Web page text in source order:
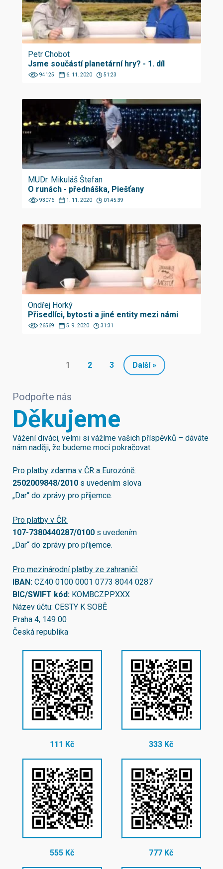
Petr Chobot
Jsme součástí planetární hry? - 1. díl
94125 6. 11. 2020 51:23
MUDr. Mikuláš Štefan
O runách - přednáška, Piešťany
93076 1. 11. 2020 01:45:39
Ondřej Horký
Přisedlíci, bytosti a jiné entity mezi námi
26569 5. 9. 2020 31:31
1 2 3 Další »
Podpořte nás
Děkujeme
Vážení diváci, velmi si vážíme vašich příspěvků – dáváte
nám naději, že budeme moci pokračovat.
Pro platby zdarma v ČR a Eurozóně:
2502009848/2010 s uvedením slova
„Dar“ do zprávy pro příjemce.
Pro platby v ČR:
107-7380440287/0100 s uvedením
„Dar“ do zprávy pro příjemce.
Pro mezinárodní platby ze zahraničí:
IBAN: CZ40 0100 0001 0773 8044 0287
BIC/SWIFT kód: KOMBCZPPXXX
Název účtu: CESTY K SOBĚ
Praha 4, 149 00
Česká republika
111 Kč 333 Kč
555 Kč 777 Kč